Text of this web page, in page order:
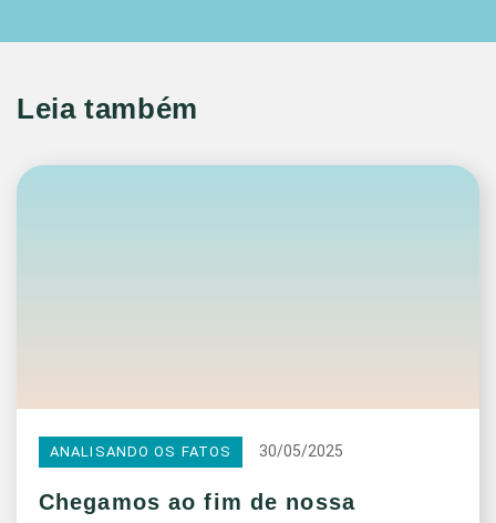
Leia também
ANALISANDO OS FATOS 30/05/2025
Chegamos ao fim de nossa